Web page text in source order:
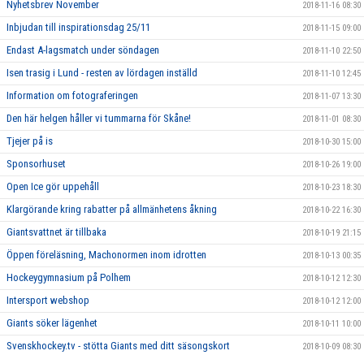
Nyhetsbrev November 2018-11-16 08:30
Inbjudan till inspirationsdag 25/11 2018-11-15 09:00
Endast A-lagsmatch under söndagen 2018-11-10 22:50
Isen trasig i Lund - resten av lördagen inställd 2018-11-10 12:45
Information om fotograferingen 2018-11-07 13:30
Den här helgen håller vi tummarna för Skåne! 2018-11-01 08:30
Tjejer på is 2018-10-30 15:00
Sponsorhuset 2018-10-26 19:00
Open Ice gör uppehåll 2018-10-23 18:30
Klargörande kring rabatter på allmänhetens åkning 2018-10-22 16:30
Giantsvattnet är tillbaka 2018-10-19 21:15
Öppen föreläsning, Machonormen inom idrotten 2018-10-13 00:35
Hockeygymnasium på Polhem 2018-10-12 12:30
Intersport webshop 2018-10-12 12:00
Giants söker lägenhet 2018-10-11 10:00
Svenskhockey.tv - stötta Giants med ditt säsongskort 2018-10-09 08:30